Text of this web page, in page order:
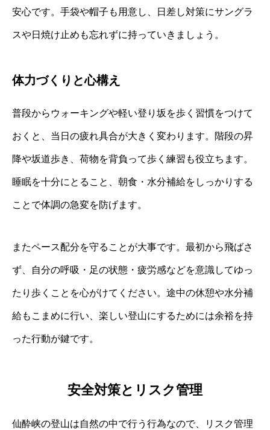
安心です。手袋や帽子も用意し、日差し対策にサングラ
スや日焼け止めも忘れずに持っていきましょう。
体力づくりと心構え
普段からウォーキングや軽い登り坂を歩く習慣をつけて
おくと、当日の疲れ具合が大きく変わります。階段の昇
降や坂道歩き、荷物を背負って歩く練習も役立ちます。
睡眠を十分にとること、朝食・水分補給をしっかりする
ことで体調の急変を防げます。
またペース配分を守ることが大事です。最初から飛ばさ
ず、自分の呼吸・足の状態・疲労感などを意識してゆっ
たり歩くことを心がけてください。途中の休憩や水分補
給もこまめに行い、楽しい登山にするためには余裕を持
った行動が鍵です。
安全対策とリスク管理
仙酔峡の登山は自然の中で行う行為なので、リスク管理